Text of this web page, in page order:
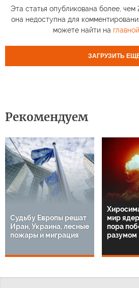
Эта статья опубликована более, чем
она недоступна для
можете найти на
ЗАГРУЗИТЬ
Рекомендуем
Судьбу Европы решат
Иран, Украина, лесные
пожары и миграция
мир
пора
разумом